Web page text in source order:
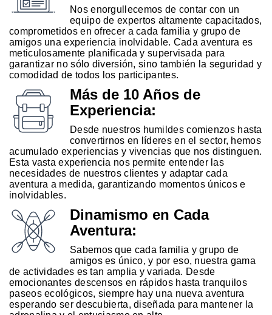
Nos enorgullecemos de contar con un
equipo de expertos altamente capacitados,
comprometidos en ofrecer a cada familia y grupo de
amigos una experiencia inolvidable. Cada aventura es
meticulosamente planificada y supervisada para
garantizar no sólo diversión, sino también la seguridad y
comodidad de todos los participantes.
Más de 10 Años de
Experiencia:
Desde nuestros humildes comienzos hasta
convertirnos en líderes en el sector, hemos
acumulado experiencias y vivencias que nos distinguen.
Esta vasta experiencia nos permite entender las
necesidades de nuestros clientes y adaptar cada
aventura a medida, garantizando momentos únicos e
inolvidables.
Dinamismo en Cada
Aventura:
Sabemos que cada familia y grupo de
amigos es único, y por eso, nuestra gama
de actividades es tan amplia y variada. Desde
emocionantes descensos en rápidos hasta tranquilos
paseos ecológicos, siempre hay una nueva aventura
esperando ser descubierta, diseñada para mantener la